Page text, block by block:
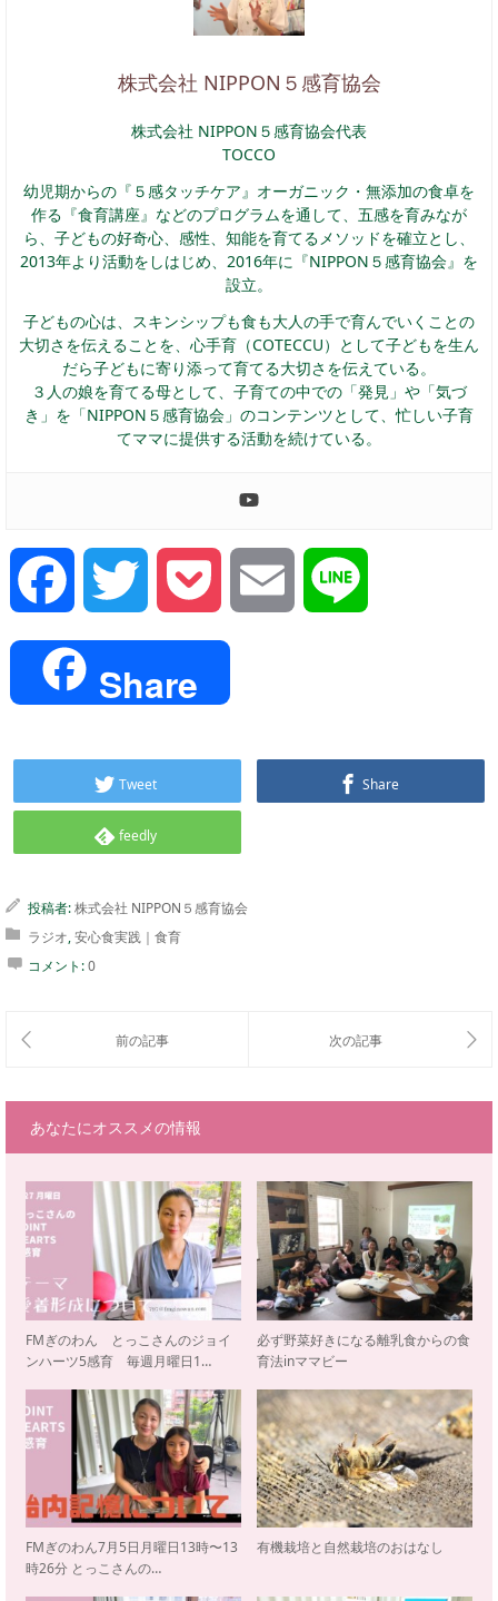
株式会社 NIPPON５感育協会
株式会社 NIPPON５感育協会代表
TOCCO
幼児期からの『５感タッチケア』オーガニック・無添加の食卓を
作る『食育講座』などのプログラムを通して、五感を育みなが
ら、子どもの好奇心、感性、知能を育てるメソッドを確立とし、
2013年より活動をしはじめ、2016年に『NIPPON５感育協会』を
設立。
子どもの心は、スキンシップも食も大人の手で育んでいくことの
大切さを伝えることを、心手育（COTECCU）として子どもを生ん
だら子どもに寄り添って育てる大切さを伝えている。
３人の娘を育てる母として、子育ての中での「発見」や「気づ
き」を「NIPPON５感育協会」のコンテンツとして、忙しい子育
てママに提供する活動を続けている。
Facebook Twitter Pocket Email
Share
Tweet Share
feedly
投稿者:株式会社 NIPPON５感育協会
ラジオ,安心食実践｜食育
コメント:0
あなたにオススメの情報
FMぎのわん とっこさんのジョイ
ンハーツ5感育 毎週月曜日1…
必ず野菜好きになる離乳食からの食
育法inママビー
FMぎのわん7月5日月曜日13時〜13
時26分 とっこさんの…
有機栽培と自然栽培のおはなし